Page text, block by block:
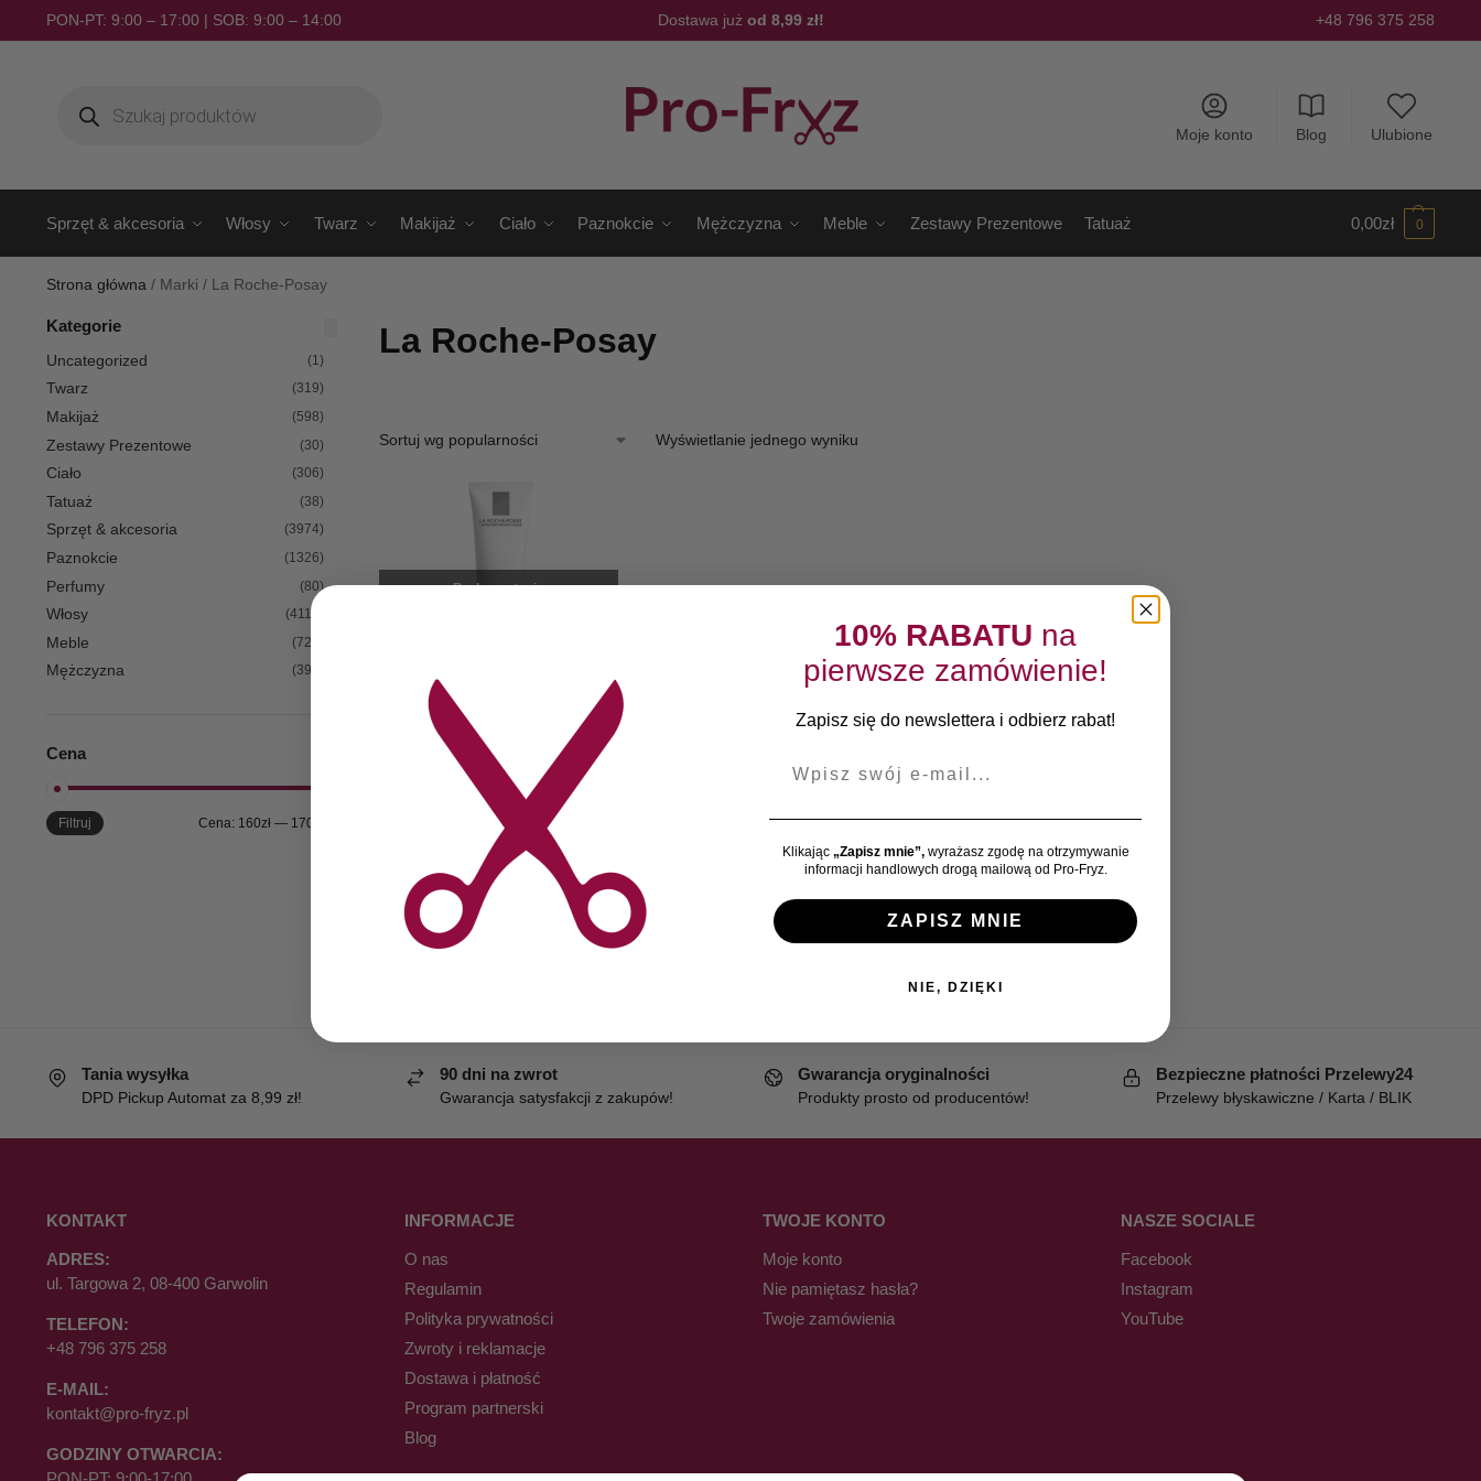
PON-PT: 9:00 – 17:00 | SOB: 9:00 – 14:00 Dostawa już od 8,99 zł! +48 796 375 258
Moje konto Blog Ulubione
Sprzęt & akcesoria Włosy Twarz Makijaż Ciało Paznokcie Mężczyzna Meble Zestawy Prezentowe Tatuaż 0,00zł 0
Strona główna/ Marki / La Roche-Posay
La Roche-Posay
Wyświetlanie jednego wyniku
Brak na stanie
KREMY DO TWARZY
La Roche-Posay Pure Vitamin
C Light Krem
przeciwzmarszczkowy do
twarzy 40 ml
165,70
Kategorie
Uncategorized (1)
Twarz (319)
Makijaż (598)
Zestawy Prezentowe (30)
Ciało (306)
Tatuaż (38)
Sprzęt & akcesoria (3974)
Paznokcie (1326)
Perfumy (80)
Włosy (4116)
Meble (725)
Mężczyzna (399)
Cena
Filtruj Cena: 160zł— 170zł
Tania wysyłka
DPD Pickup Automat za 8,99 zł!
90 dni na zwrot
Gwarancja satysfakcji z zakupów!
Gwarancja oryginalności
Produkty prosto od producentów!
Bezpieczne płatności Przelewy24
Przelewy błyskawiczne / Karta / BLIK
KONTAKT
ADRES:
ul. Targowa 2, 08-400 Garwolin
TELEFON:
+48 796 375 258
E-MAIL:
kontakt@pro-fryz.pl
GODZINY OTWARCIA:
INFORMACJE
O nas
Regulamin
Polityka prywatności
Zwroty i reklamacje
Dostawa i płatność
Program partnerski
Blog
TWOJE KONTO
Moje konto
Nie pamiętasz hasła?
Twoje zamówienia
NASZE SOCIALE
Facebook
Instagram
YouTube
10% RABATU na
pierwsze zamówienie!
Zapisz się do newslettera i odbierz rabat!
Klikając „Zapisz mnie”,wyrażasz zgodę na otrzymywanie
informacji handlowych drogą mailową od Pro-Fryz.
ZAPISZ MNIE
NIE, DZIĘKI